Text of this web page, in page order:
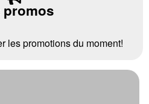
promos
les promotions du moment!